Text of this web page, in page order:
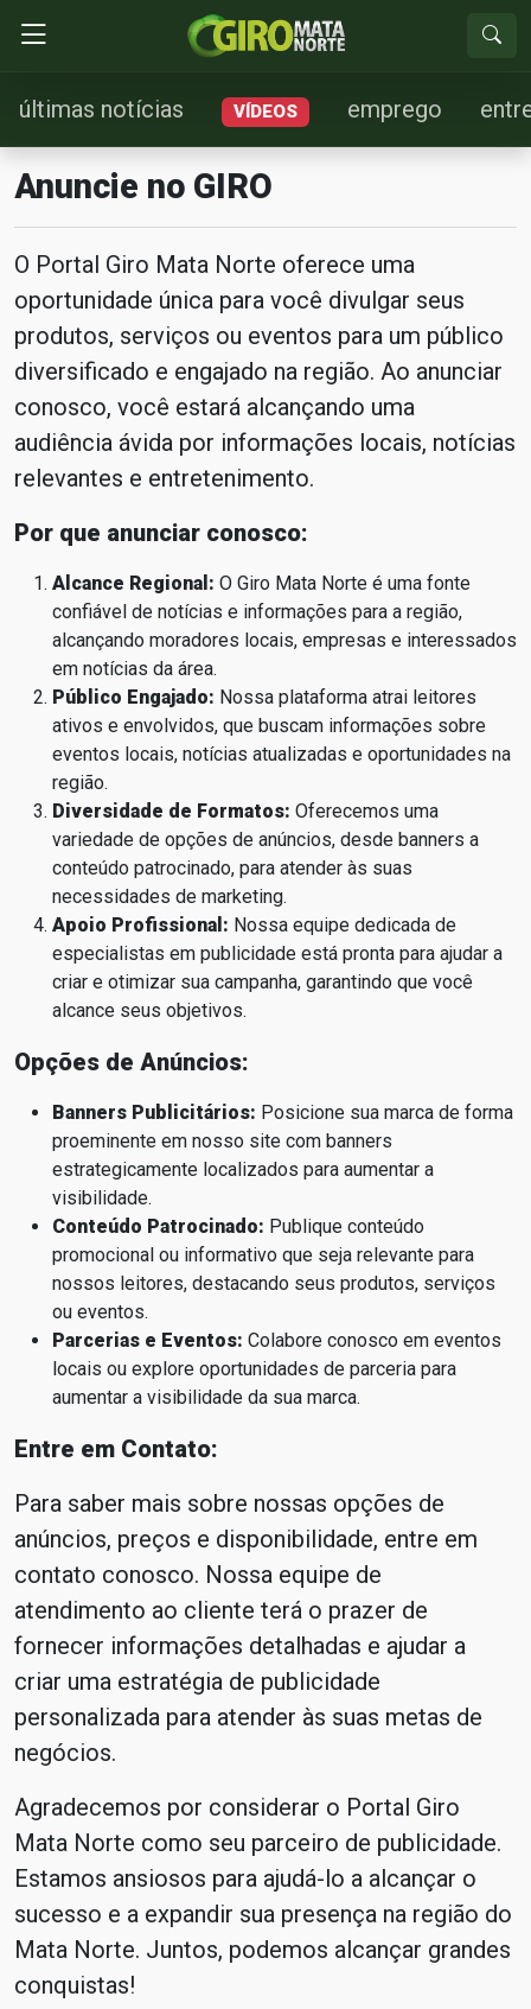
últimas notícias VÍDEOS emprego
Anuncie no GIRO
O Portal Giro Mata Norte oferece uma
oportunidade única para você divulgar seus
produtos, serviços ou eventos para um público
diversificado e engajado na região. Ao anunciar
conosco, você estará alcançando uma
audiência ávida por informações locais, notícias
relevantes e entretenimento.
Por que anunciar conosco:
Alcance Regional: O Giro Mata Norte é uma fonte
confiável de notícias e informações para a região,
alcançando moradores locais, empresas e interessados
em notícias da área.
Público Engajado: Nossa plataforma atrai leitores
ativos e envolvidos, que buscam informações sobre
eventos locais, notícias atualizadas e oportunidades na
região.
Diversidade de Formatos: Oferecemos uma
variedade de opções de anúncios, desde banners a
conteúdo patrocinado, para atender às suas
necessidades de marketing.
Apoio Profissional: Nossa equipe dedicada de
especialistas em publicidade está pronta para ajudar a
criar e otimizar sua campanha, garantindo que você
alcance seus objetivos.
Opções de Anúncios:
Banners Publicitários: Posicione sua marca de forma
proeminente em nosso site com banners
estrategicamente localizados para aumentar a
visibilidade.
Conteúdo Patrocinado: Publique conteúdo
promocional ou informativo que seja relevante para
nossos leitores, destacando seus produtos, serviços
ou eventos.
Parcerias e Eventos: Colabore conosco em eventos
locais ou explore oportunidades de parceria para
aumentar a visibilidade da sua marca.
Entre em Contato:
Para saber mais sobre nossas opções de
anúncios, preços e disponibilidade, entre em
contato conosco. Nossa equipe de
atendimento ao cliente terá o prazer de
fornecer informações detalhadas e ajudar a
criar uma estratégia de publicidade
personalizada para atender às suas metas de
negócios.
Agradecemos por considerar o Portal Giro
Mata Norte como seu parceiro de publicidade.
Estamos ansiosos para ajudá-lo a alcançar o
sucesso e a expandir sua presença na região do
Mata Norte. Juntos, podemos alcançar grandes
conquistas!